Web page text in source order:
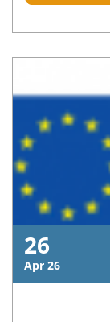
l’USMS
26
Apr 26